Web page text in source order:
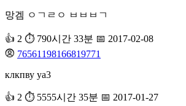
망겜 ㅇㄱㄹㅇ ㅂㅂㅂㄱ
👍 2 ⏱️ 790시간 33분 📅 2017-02-08
76561198166819771
клкпву уа3
👍 2 ⏱️ 5555시간 35분 📅 2017-01-27